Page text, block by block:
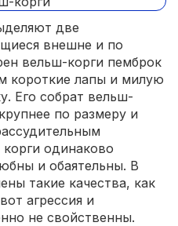
две
внешне и по
вельш-корги пемброк
короткие лапы и милую
Его собрат вельш-
по размеру и
одинаково
и обаятельны. В
такие качества, как
агрессия и
не свойственны.